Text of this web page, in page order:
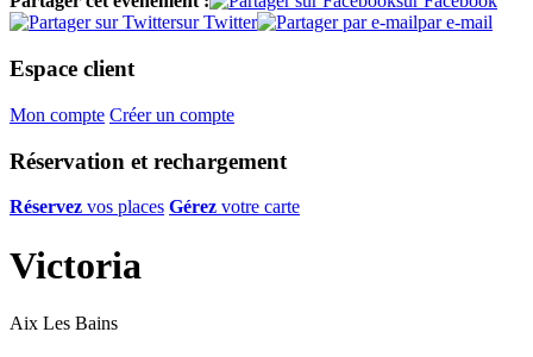
sur Twitter
par e-mail
Espace client
Mon compte Créer un compte
Réservation et rechargement
Réservez vos places Gérez votre carte
Victoria
Aix Les Bains